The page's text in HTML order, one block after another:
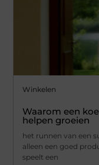
Winkelen
Waarom een
helpen groeien
het runnen van een
alleen een goed
speelt een